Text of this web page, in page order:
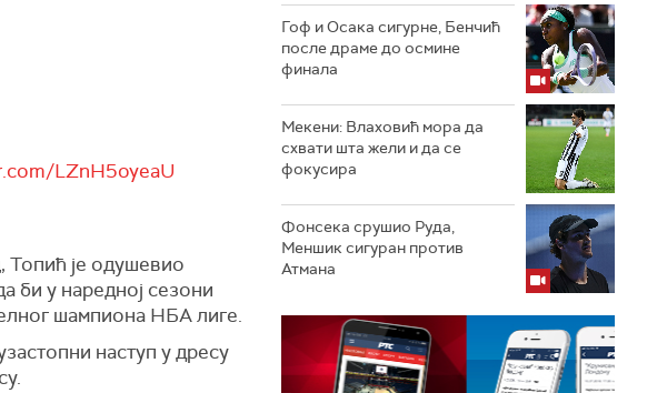
LZnH5oyeaU
Топић је одушевио
би у наредној сезони
шампиона НБА лиге.
наступ у дресу
Гоф и Осака сигурне, Бенчић
после драме до осмине
финала
Мекени: Влаховић мора да
схвати шта жели и да се
фокусира
Фонсека срушио Руда,
Меншик сигуран против
Атмана